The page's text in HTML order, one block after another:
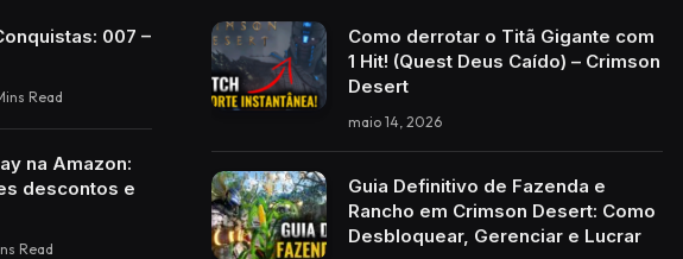
007 –
Read
na Amazon:
descontos e
Read
Como derrotar o Titã Gigante com
1 Hit! (Quest Deus Caído) – Crimson
Desert
maio 14, 2026
Guia Definitivo de Fazenda e
Rancho em Crimson Desert: Como
Desbloquear, Gerenciar e Lucrar